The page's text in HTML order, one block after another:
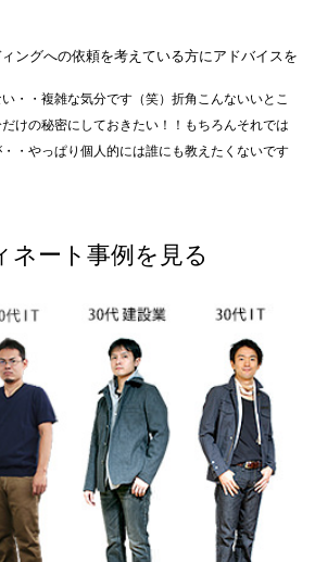
ングへの依頼を考えている方にアドバイスを
・・複雑な気分です（笑）折角こんないいとこ
けの秘密にしておきたい！！もちろんそれでは
・やっぱり個人的には誰にも教えたくないです
ネート事例を見る